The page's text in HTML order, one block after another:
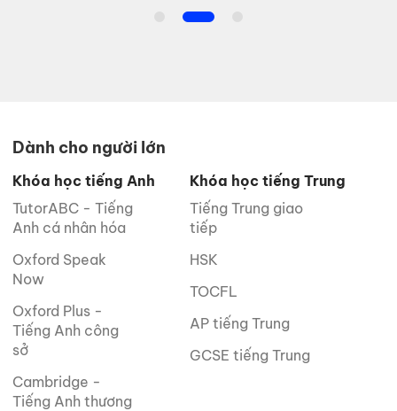
Dành cho người lớn
Khóa học tiếng Anh
TutorABC - Tiếng
Anh cá nhân hóa
Oxford Speak
Now
Oxford Plus -
Tiếng Anh công
sở
Cambridge -
Tiếng Anh thương
Khóa học tiếng Trung
Tiếng Trung giao
tiếp
HSK
TOCFL
AP tiếng Trung
GCSE tiếng Trung